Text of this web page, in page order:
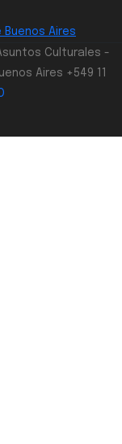
Culturales -
Aires +549 11